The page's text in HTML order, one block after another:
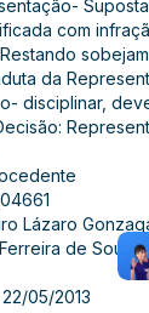
com
da
disciplinar,
Lázaro
de Souza
05/2013